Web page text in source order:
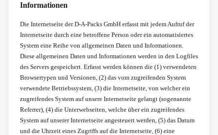
Informationen
Die Internetseite der D-A-Packs GmbH erfasst mit jedem Aufruf der
Internetseite durch eine betroffene Person oder ein automatisiertes
System eine Reihe von allgemeinen Daten und Informationen.
Diese allgemeinen Daten und Informationen werden in den Logfiles
des Servers gespeichert. Erfasst werden können die (1) verwendeten
Browsertypen und Versionen, (2) das vom zugreifenden System
verwendete Betriebssystem, (3) die Internetseite, von welcher ein
zugreifendes System auf unsere Internetseite gelangt (sogenannte
Referrer), (4) die Unterwebseiten, welche über ein zugreifendes
System auf unserer Internetseite angesteuert werden, (5) das Datum
und die Uhrzeit eines Zugriffs auf die Internetseite, (6) eine